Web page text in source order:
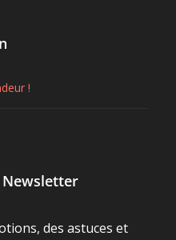
!
des astuces et